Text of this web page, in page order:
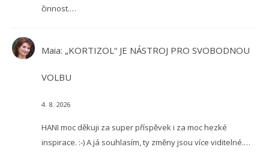
činnost.…
Maia: „KORTIZOL“ JE NÁSTROJ PRO SVOBODNOU
VOLBU
4. 8. 2026
HANI moc děkuji za super příspěvek i za moc hezké
inspirace. :-) A já souhlasím, ty změny jsou více viditelné.…